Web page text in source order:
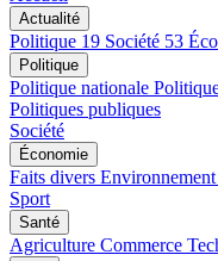
Actualité
Politique 19 Société 53
Politique
Politique nationale
Politiques publiques
Société
Économie
Faits divers Environnement
Sport
Santé
Agriculture Commerce